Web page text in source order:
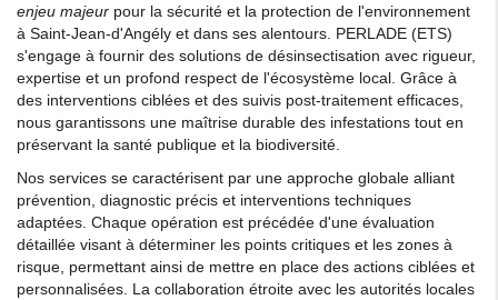
enjeu majeur pour la sécurité et la protection de l'environnement
à Saint-Jean-d'Angély et dans ses alentours. PERLADE (ETS)
s'engage à fournir des solutions de désinsectisation avec rigueur,
expertise et un profond respect de l'écosystème local. Grâce à
des interventions ciblées et des suivis post-traitement efficaces,
nous garantissons une maîtrise durable des infestations tout en
préservant la santé publique et la biodiversité.
Nos services se caractérisent par une approche globale alliant
prévention, diagnostic précis et interventions techniques
adaptées. Chaque opération est précédée d'une évaluation
détaillée visant à déterminer les points critiques et les zones à
risque, permettant ainsi de mettre en place des actions ciblées et
personnalisées. La collaboration étroite avec les autorités locales